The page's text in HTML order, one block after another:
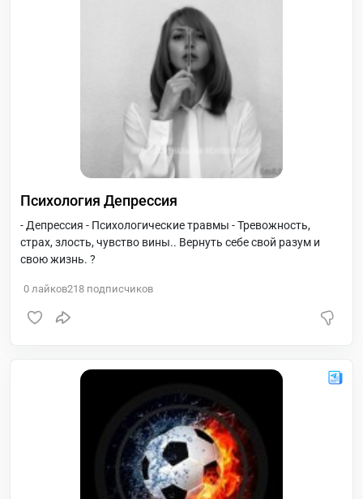
Психология Депрессия
- Депрессия - Психологические травмы - Тревожность,
страх, злость, чувство вины.. Вернуть себе свой разум и
свою жизнь. ?
0 лайков218 подписчиков